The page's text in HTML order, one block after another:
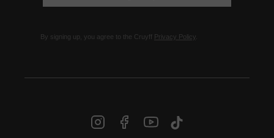
By signing up, you agree to the Cruyff Privacy Policy